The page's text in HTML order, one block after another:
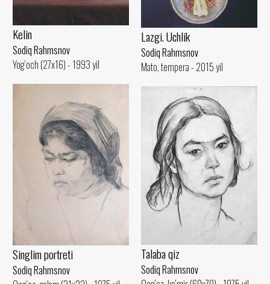
Kelin
Sodiq Rahmsnov
Yog‘och (27x16) - 1993 yil
Lazgi. Uchlik
Sodiq Rahmsnov
Mato, tempera - 2015 yil
Singlim portreti
Sodiq Rahmsnov
Talaba qiz
Sodiq Rahmsnov